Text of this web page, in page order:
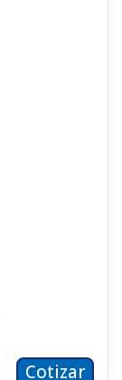
Cotizar